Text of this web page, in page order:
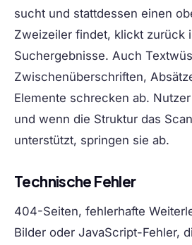
sucht und stattdessen einen
Zweizeiler findet, klickt zurück
Suchergebnisse. Auch
Zwischenüberschriften,
Elemente schrecken ab.
und wenn die Struktur das
unterstützt, springen sie ab.
Technische Fehler
404-Seiten, fehlerhafte
Bilder oder JavaScript-Fehler,